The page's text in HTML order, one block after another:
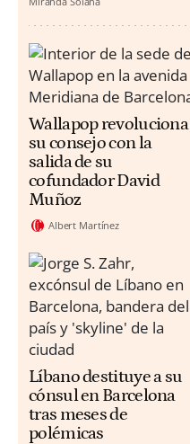
Wallapop revoluciona
su consejo con la
salida de su
cofundador David
Muñoz
Albert Martínez
Líbano destituye a su
cónsul en Barcelona
tras meses de
polémicas